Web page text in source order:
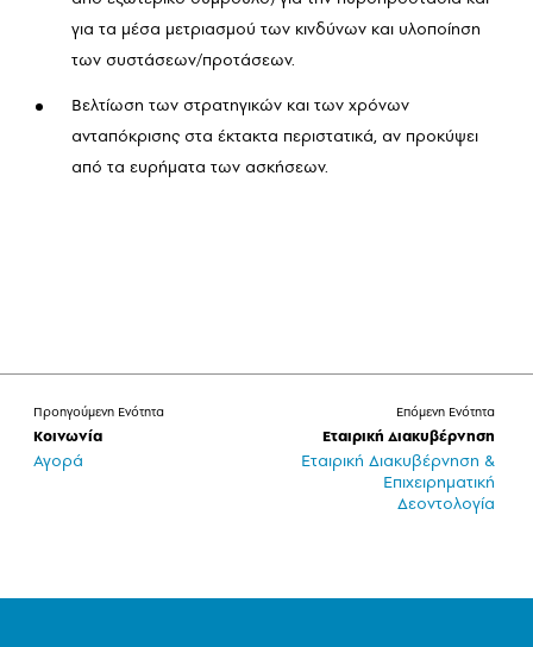
για τα μέσα μετριασμού των κινδύνων και υλοποίηση
των συστάσεων/προτάσεων.
Βελτίωση των στρατηγικών και των χρόνων
ανταπόκρισης στα έκτακτα περιστατικά, αν προκύψει
από τα ευρήματα των ασκήσεων.
Προηγούμενη Ενότητα
Κοινωνία
Αγορά
Επόμενη Ενότητα
Εταιρική Διακυβέρνηση
Εταιρική Διακυβέρνηση &
Επιχειρηματική
Δεοντολογία